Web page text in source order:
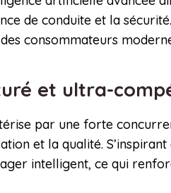
de conduite et la
consommateurs
et ultra-
par une forte
et la qualité.
intelligent, ce qui